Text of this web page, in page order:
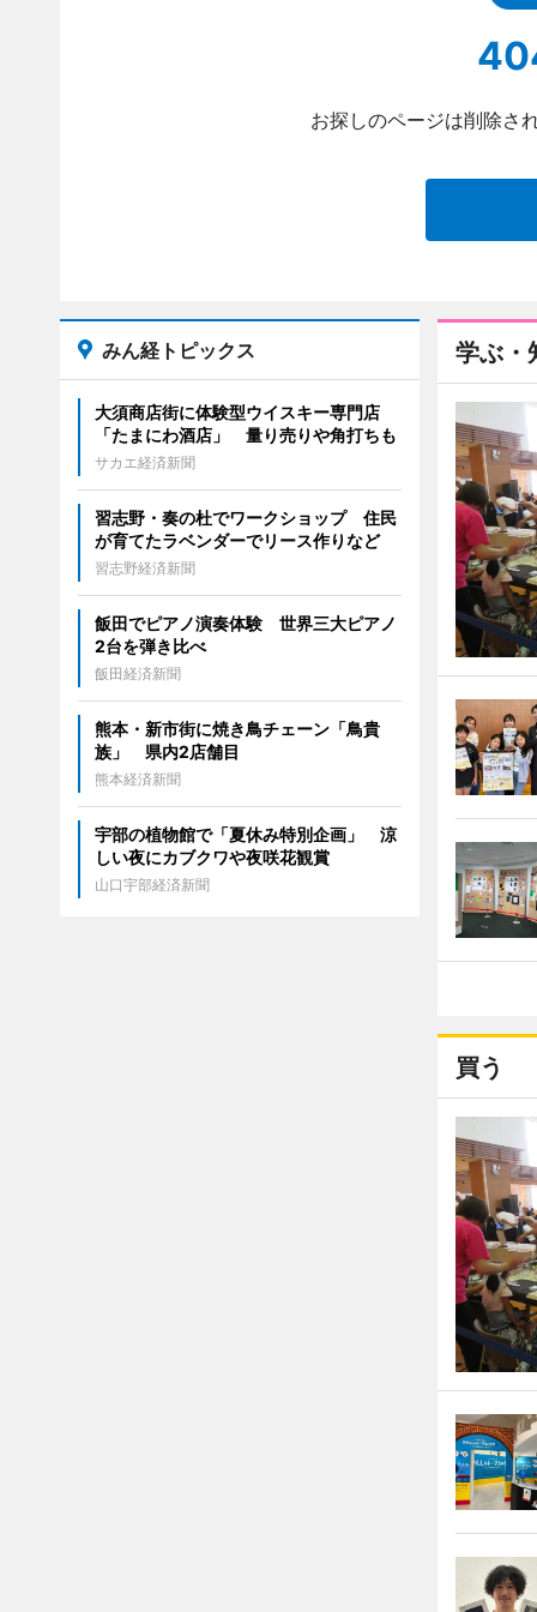
お探しのページは削除さ
学ぶ・
買う
みん経トピックス
大須商店街に体験型ウイスキー専門店
「たまにわ酒店」 量り売りや角打ちも
サカエ経済新聞
習志野・奏の杜でワークショップ 住民
が育てたラベンダーでリース作りなど
習志野経済新聞
飯田でピアノ演奏体験 世界三大ピアノ
2台を弾き比べ
飯田経済新聞
熊本・新市街に焼き鳥チェーン「鳥貴
族」 県内2店舗目
熊本経済新聞
宇部の植物館で「夏休み特別企画」 涼
しい夜にカブクワや夜咲花観賞
山口宇部経済新聞